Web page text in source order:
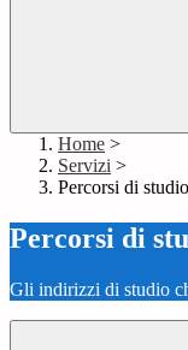
Home >
Servizi >
Percorsi di studio
Percorsi di
Gli indirizzi di studio